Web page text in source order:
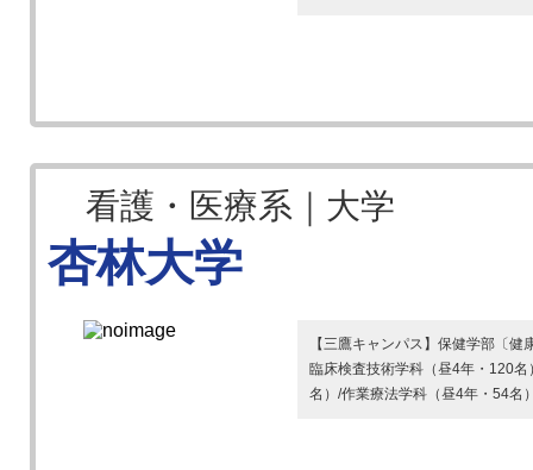
看護・医療系｜大学
杏林大学
【三鷹キャンパス】保健学部〔
臨床検査技術学科（昼4年・120
名）/作業療法学科（昼4年・54名